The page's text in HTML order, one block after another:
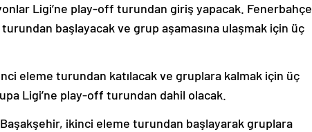
Ligi’ne play-off turundan giriş yapacak. Fenerbahçe
başlayacak ve grup aşamasına ulaşmak için üç
eleme turundan katılacak ve gruplara kalmak için üç
Ligi’ne play-off turundan dahil olacak.
ikinci eleme turundan başlayarak gruplara